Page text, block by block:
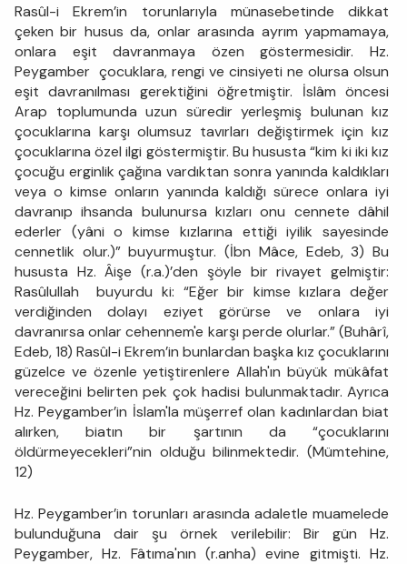
Rasûl-i Ekrem’in torunlarıyla münasebetinde dikkat
çeken bir husus da, onlar arasında ayrım yapmamaya,
onlara eşit davranmaya özen göstermesidir. Hz.
Peygamber çocuklara, rengi ve cinsiyeti ne olursa olsun
eşit davranılması gerektiğini öğretmiştir. İslâm öncesi
Arap toplumunda uzun süredir yerleşmiş bulunan kız
çocuklarına karşı olumsuz tavırları değiştirmek için kız
çocuklarına özel ilgi göstermiştir. Bu hususta “kim ki iki kız
çocuğu erginlik çağına vardıktan sonra yanında kaldıkları
veya o kimse onların yanında kaldığı sürece onlara iyi
davranıp ihsanda bulunursa kızları onu cennete dâhil
ederler (yâni o kimse kızlarına ettiği iyilik sayesinde
cennetlik olur.)” buyurmuştur. (İbn Mâce, Edeb, 3) Bu
hususta Hz. Âişe (r.a.)’den şöyle bir rivayet gelmiştir:
Rasûlullah buyurdu ki: “Eğer bir kimse kızlara değer
verdiğinden dolayı eziyet görürse ve onlara iyi
davranırsa onlar cehennem'e karşı perde olurlar.” (Buhârî,
Edeb, 18) Rasûl-i Ekrem’in bunlardan başka kız çocuklarını
güzelce ve özenle yetiştirenlere Allah'ın büyük mükâfat
vereceğini belirten pek çok hadisi bulunmaktadır. Ayrıca
Hz. Peygamber’in İslam'la müşerref olan kadınlardan biat
alırken, biatın bir şartının da “çocuklarını
öldürmeyecekleri”nin olduğu bilinmektedir. (Mümtehine,
12)
Hz. Peygamber’in torunları arasında adaletle muamelede
bulunduğuna dair şu örnek verilebilir: Bir gün Hz.
Peygamber, Hz. Fâtıma'nın (r.anha) evine gitmişti. Hz.